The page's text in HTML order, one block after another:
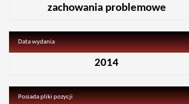
zachowania problemowe
Data wydania
2014
Posiada pliki pozycji